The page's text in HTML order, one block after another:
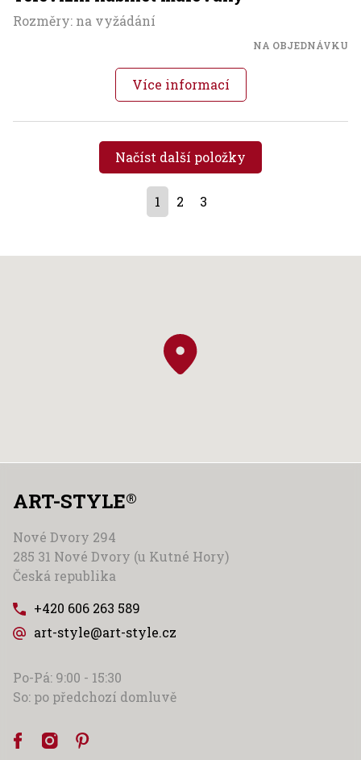
Rozměry: na vyžádání
NA OBJEDNÁVKU
Více informací
Načíst další položky
1 2 3
ART-STYLE®
Nové Dvory 294
285 31 Nové Dvory (u Kutné Hory)
Česká republika
+420 606 263 589
art-style@art-style.cz
Po-Pá: 9:00 - 15:30
So: po předchozí domluvě